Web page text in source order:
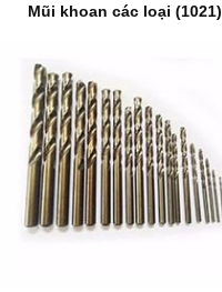
Mũi khoan các loại (1021)